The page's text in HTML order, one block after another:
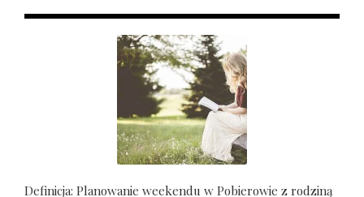
Definicja: Planowanie weekendu w Pobierowie z rodziną